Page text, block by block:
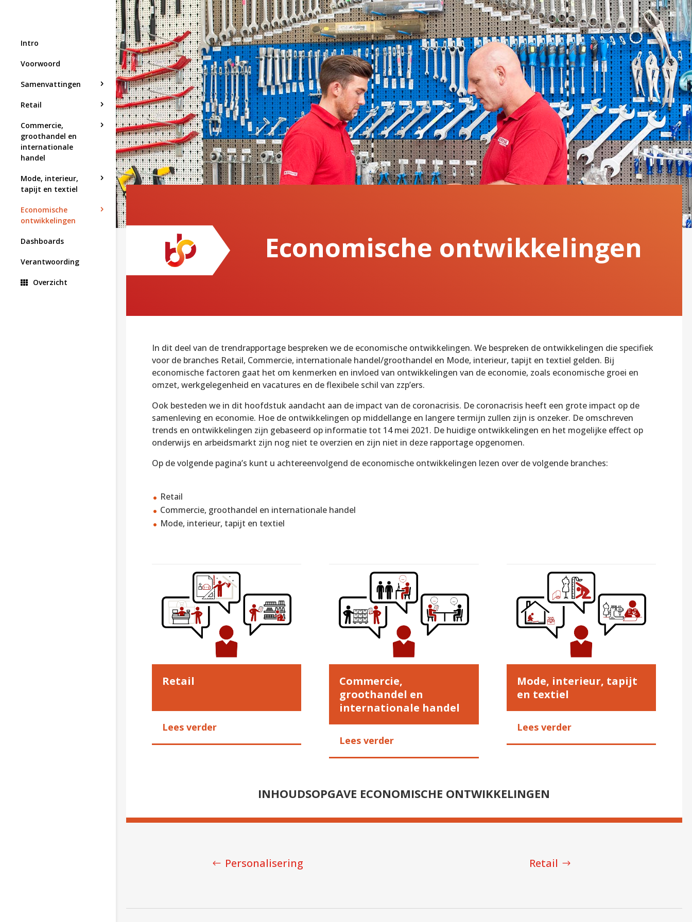
Intro
Voorwoord
Samenvattingen
Retail
Commercie,
groothandel en
internationale
handel
Mode, interieur,
tapijt en textiel
Economische
ontwikkelingen
Dashboards
Verantwoording
Overzicht
Economische ontwikkelingen
In dit deel van de trendrapportage bespreken we de economische ontwikkelingen. We bespreken de ontwikkelingen die specifiek
voor de branches Retail, Commercie, internationale handel/groothandel en Mode, interieur, tapijt en textiel gelden. Bij
economische factoren gaat het om kenmerken en invloed van ontwikkelingen van de economie, zoals economische groei en
omzet, werkgelegenheid en vacatures en de flexibele schil van zzp’ers.
Ook besteden we in dit hoofdstuk aandacht aan de impact van de coronacrisis. De coronacrisis heeft een grote impact op de
samenleving en economie. Hoe de ontwikkelingen op middellange en langere termijn zullen zijn is onzeker. De omschreven
trends en ontwikkelingen zijn gebaseerd op informatie tot 14 mei 2021. De huidige ontwikkelingen en het mogelijke effect op
onderwijs en arbeidsmarkt zijn nog niet te overzien en zijn niet in deze rapportage opgenomen.
Op de volgende pagina’s kunt u achtereenvolgend de economische ontwikkelingen lezen over de volgende branches:
Retail
Commercie, groothandel en internationale handel
Mode, interieur, tapijt en textiel
Retail
Lees verder
Commercie,
groothandel en
internationale handel
Lees verder
Mode, interieur, tapijt
en textiel
Lees verder
INHOUDSOPGAVE ECONOMISCHE ONTWIKKELINGEN
Personalisering Retail